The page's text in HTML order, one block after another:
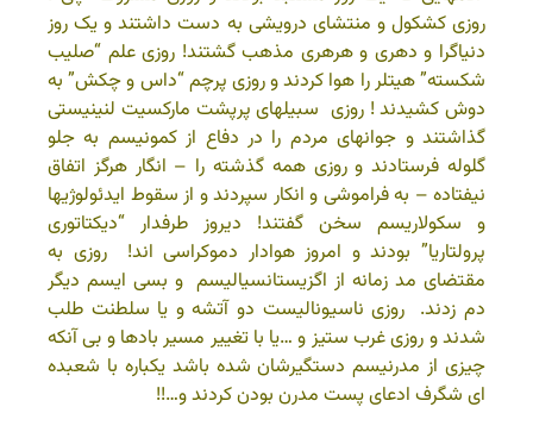
روزی کشکول و منتشای درویشی به دست داشتند و یک روز
دنیاگرا و دهری و هرهری مذهب گشتند! روزی علم “صلیب
شکسته” هیتلر را هوا کردند و روزی پرچم “داس و چکش” به
دوش کشیدند ! روزی سبیلهای پرپشت مارکسیت لنینیستی
گذاشتند و جوانهای مردم را در دفاع از کمونیسم به جلو
گلوله فرستادند و روزی همه گذشته را – انگار هرگز اتفاق
نیفتاده – به فراموشی و انکار سپردند و از سقوط ایدئولوژیها
و سکولاریسم سخن گفتند! دیروز طرفدار “دیکتاتوری
پرولتاریا” بودند و امروز هوادار دموکراسی اند! روزی به
مقتضای مد زمانه از اگزیستانسیالیسم و بسی ایسم دیگر
دم زدند. روزی ناسیونالیست دو آتشه و یا سلطنت طلب
شدند و روزی غرب ستیز و …یا با تغییر مسیر بادها و بی آنکه
چیزی از مدرنیسم دستگیرشان شده باشد یکباره با شعبده
ای شگرف ادعای پست مدرن بودن کردند و…!!